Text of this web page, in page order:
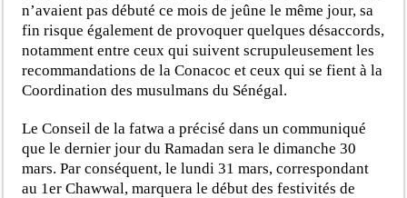
n’avaient pas débuté ce mois de jeûne le même jour, sa
fin risque également de provoquer quelques désaccords,
notamment entre ceux qui suivent scrupuleusement les
recommandations de la Conacoc et ceux qui se fient à la
Coordination des musulmans du Sénégal.
Le Conseil de la fatwa a précisé dans un communiqué
que le dernier jour du Ramadan sera le dimanche 30
mars. Par conséquent, le lundi 31 mars, correspondant
au 1er Chawwal, marquera le début des festivités de